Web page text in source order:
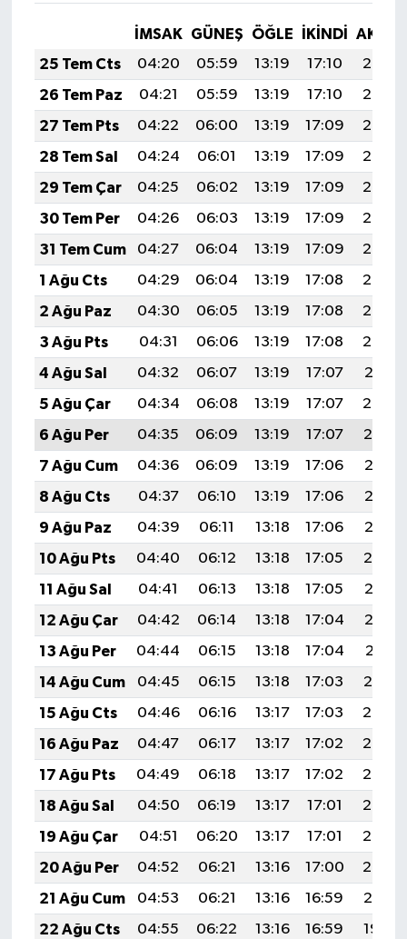
İMSAK GÜNEŞ ÖĞLE İKINDI
25 Tem Cts
04:20 05:59 13:19 17:10
20:30
26 Tem Paz
04:21 05:59 13:19 17:10
20:29
27 Tem Pts
04:22 06:00 13:19 17:09
20:28
28 Tem Sal
04:24 06:01 13:19 17:09
20:28
29 Tem Çar
04:25 06:02 13:19 17:09
20:27
30 Tem Per
04:26 06:03 13:19 17:09
20:26
31 Tem Cum
04:27 06:04 13:19 17:09
20:25
1 Ağu Cts
04:29 06:04 13:19 17:08
20:24
2 Ağu Paz
04:30 06:05 13:19 17:08
20:23
3 Ağu Pts
04:31 06:06 13:19 17:08
20:22
4 Ağu Sal
04:32 06:07 13:19 17:07
20:21
5 Ağu Çar
04:34 06:08 13:19 17:07
20:20
6 Ağu Per
04:35 06:09 13:19 17:07
20:19
7 Ağu Cum
04:36 06:09 13:19 17:06
20:18
8 Ağu Cts
04:37 06:10 13:19 17:06
20:17
9 Ağu Paz
04:39 06:11 13:18 17:06
20:16
10 Ağu Pts
04:40 06:12 13:18 17:05
20:14
11 Ağu Sal
04:41 06:13 13:18 17:05
20:13
12 Ağu Çar
04:42 06:14 13:18 17:04
20:12
13 Ağu Per
04:44 06:15 13:18 17:04
20:11
14 Ağu Cum
04:45 06:15 13:18 17:03
20:10
15 Ağu Cts
04:46 06:16 13:17 17:03
20:08
16 Ağu Paz
04:47 06:17 13:17 17:02
20:07
17 Ağu Pts
04:49 06:18 13:17 17:02
20:06
18 Ağu Sal
04:50 06:19 13:17 17:01
20:05
19 Ağu Çar
04:51 06:20 13:17 17:01
20:03
20 Ağu Per
04:52 06:21 13:16 17:00
20:02
21 Ağu Cum
04:53 06:21 13:16 16:59
20:01
22 Ağu Cts
04:55 06:22 13:16 16:59
19:59